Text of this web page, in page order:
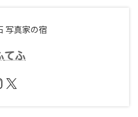
写真家の宿
てふ
X